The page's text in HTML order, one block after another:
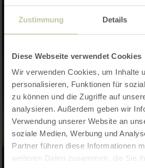
Zustimmung Details
Diese Webseite verwendet Cookies
Wir verwenden Cookies, um Inhalte
personalisieren, Funktionen für
zu können und die Zugriffe auf
analysieren. Außerdem geben wir
Verwendung unserer Website an
soziale Medien, Werbung und
Partner führen diese Informationen
weiteren Daten zusammen, die Sie